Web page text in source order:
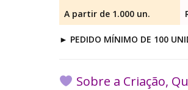
A partir de 1.000 un.
► PEDIDO MÍNIMO DE 100
Sobre a Criação,